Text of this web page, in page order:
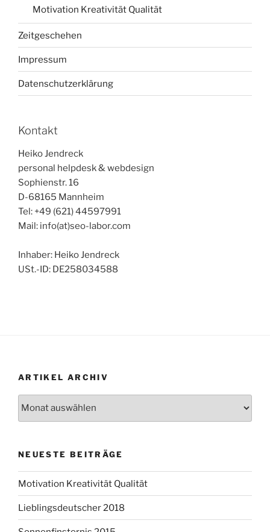
Motivation Kreativität Qualität
Zeitgeschehen
Impressum
Datenschutzerklärung
Kontakt
Heiko Jendreck
personal helpdesk & webdesign
Sophienstr. 16
D-68165 Mannheim
Tel: +49 (621) 44597991
Mail: info(at)seo-labor.com
Inhaber: Heiko Jendreck
USt.-ID: DE258034588
ARTIKEL ARCHIV
NEUESTE BEITRÄGE
Motivation Kreativität Qualität
Lieblingsdeutscher 2018